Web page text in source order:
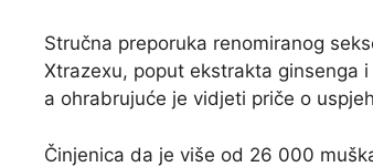
Stručna preporuka renomiranog
Xtrazexu, poput ekstrakta ginsenga
a ohrabrujuće je vidjeti priče o
Činjenica da je više od 26 000